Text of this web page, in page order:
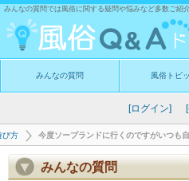
みんなの質問では風俗に関する疑問や悩みなど多数ご紹
みんなの質問 風俗トピ
[ログイン]
び方 今度ソープランドに行くのですがいつも
みんなの質問